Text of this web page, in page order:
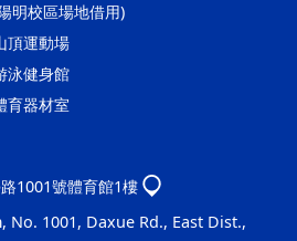
明校區場地借用)
運動場
健身館
器材室
1001號體育館1樓
No. 1001, Daxue Rd., East Dist.,